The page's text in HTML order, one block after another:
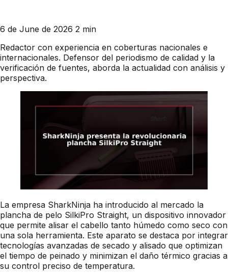
6 de June de 2026 2 min
Redactor con experiencia en coberturas nacionales e
internacionales. Defensor del periodismo de calidad y la
verificación de fuentes, aborda la actualidad con análisis y
perspectiva.
La empresa SharkNinja ha introducido al mercado la
plancha de pelo SilkiPro Straight, un dispositivo innovador
que permite alisar el cabello tanto húmedo como seco con
una sola herramienta. Este aparato se destaca por integrar
tecnologías avanzadas de secado y alisado que optimizan
el tiempo de peinado y minimizan el daño térmico gracias a
su control preciso de temperatura.